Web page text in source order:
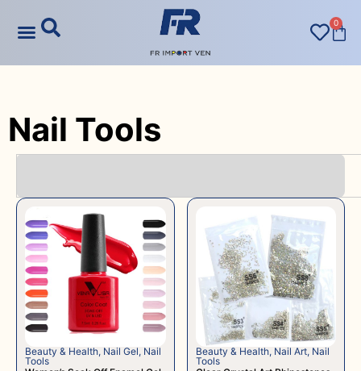
0
Nail Tools
Beauty & Health, Nail Gel, Nail
Tools
Beauty & Health, Nail Art, Nail
Tools